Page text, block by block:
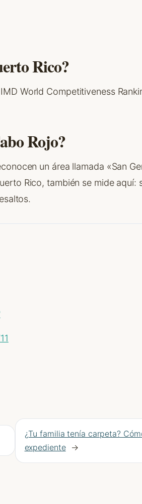
Rico?
World Competitiveness
Rojo?
un área llamada «San
Rico, también se mide aquí:
¿Tu familia tenía carpeta?
expediente
→